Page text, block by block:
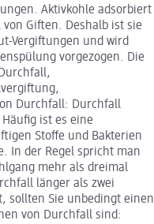
Aktivkohle adsorbiert
Giften. Deshalb ist sie
Vergiftungen und wird
vorgezogen. Die
Durchfall: Durchfall
ist es eine
Stoffe und Bakterien
In der Regel spricht man
mehr als dreimal
länger als zwei
sollten Sie unbedingt einen
von Durchfall sind: